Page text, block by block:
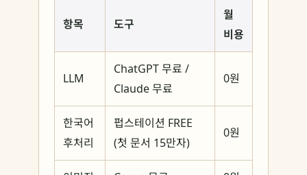
항목 도구
월
비용
LLM
ChatGPT 무료 /
Claude 무료
0원
한국어
후처리
펍스테이션 FREE
(첫 문서 15만자)
0원